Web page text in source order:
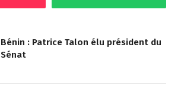
Bénin : Patrice Talon élu président du
Sénat